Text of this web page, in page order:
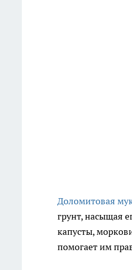
Доломитовая
грунт, насыщая
капусты,
помогает им